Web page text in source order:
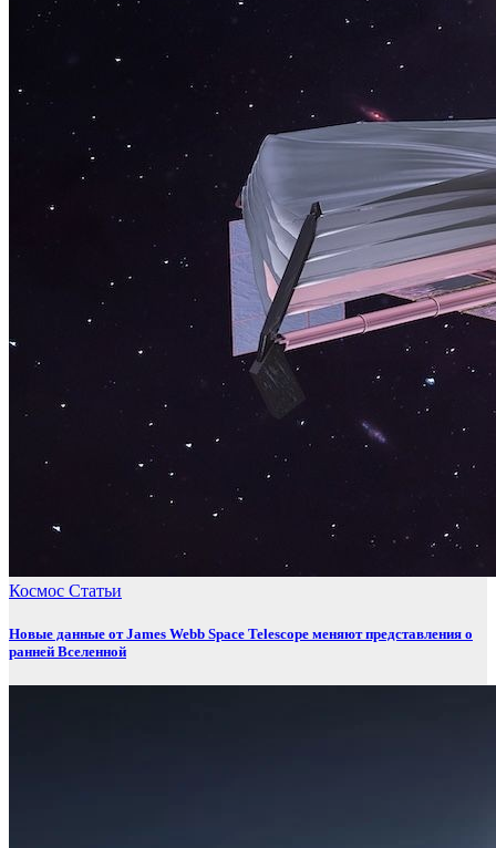
Космос Статьи
Новые данные от James Webb Space Telescope меняют представления о
ранней Вселенной